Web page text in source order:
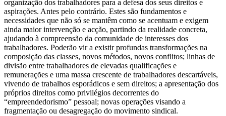
organização dos trabalhadores para a defesa dos seus direitos e
aspirações. Antes pelo contrário. Estes são fundamentos e
necessidades que não só se mantêm como se acentuam e exigem
ainda maior intervenção e acção, partindo da realidade concreta,
ajudando à compreensão da comunidade de interesses dos
trabalhadores. Poderão vir a existir profundas transformações na
composição das classes, novos métodos, novos conflitos; linhas de
divisão entre trabalhadores de elevadas qualificações e
remunerações e uma massa crescente de trabalhadores descartáveis,
vivendo de trabalhos esporádicos e sem direitos; a apresentação dos
próprios direitos como privilégios decorrentes do
“empreendedorismo” pessoal; novas operações visando a
fragmentação ou desagregação do movimento sindical.